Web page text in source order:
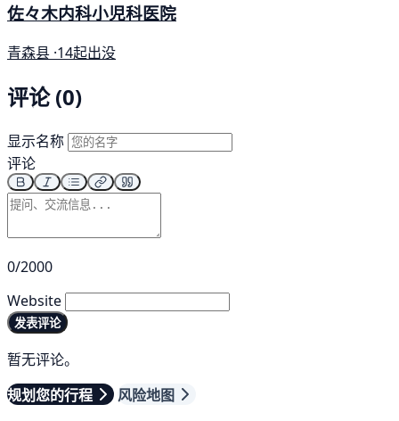
佐々木内科小児科医院
青森县 ·14起出没
评论 (0)
显示名称
评论
0/2000
Website
发表评论
暂无评论。
规划您的行程
风险地图